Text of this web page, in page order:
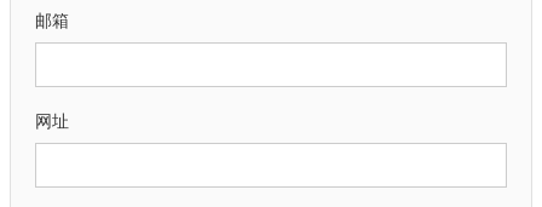
邮箱
网址